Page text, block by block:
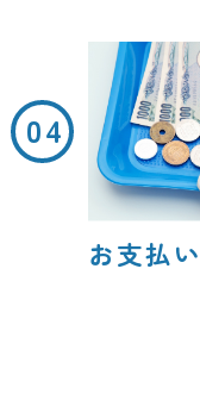
お支払い